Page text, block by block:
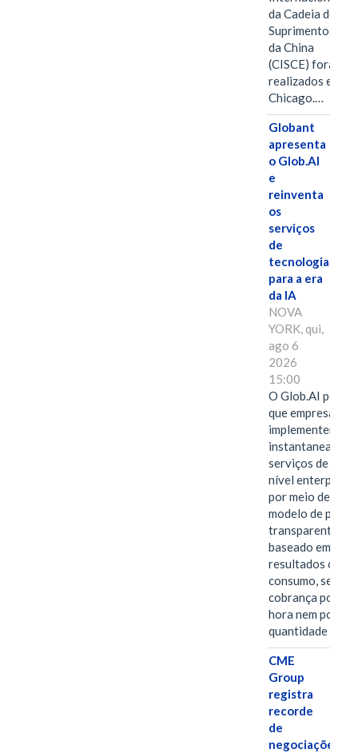
da Cadeia de
Suprimentos
da China
(CISCE) foram
realizados em
Chicago.…
Globant
apresenta
o Glob.AI
e
reinventa
os
serviços
de
tecnologia
para a era
da IA
NOVA
YORK, qui,
ago 6
2026
15:00
O Glob.AI
que empresas
implementem
serviços de IA de
nível enterprise
por meio de um
modelo de
transparente,
baseado em
resultados ou
consumo, sem
cobrança por
hora nem por
quantidade de…
CME
Group
registra
recorde
de
negociações